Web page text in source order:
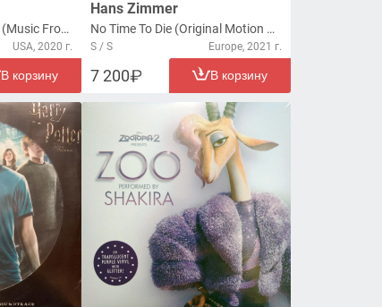
Mission: Impossible 2 (Music From The Original Motion Picture Score) (2xLP)
USA, 2020 г.
В корзину
Hans Zimmer
No Time To Die (Original Motion Picture Soundtrack) (2xLP)
S / S Europe, 2021 г.
7 200 В корзину